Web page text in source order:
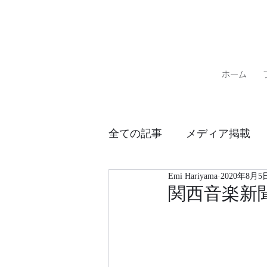
ホーム
全ての記事 メディア掲載
パフォーマンススケジュー
関西音楽新
Emi Hariyama 2020年8月5